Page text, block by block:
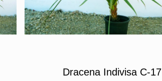
Dracena Indivisa C-17